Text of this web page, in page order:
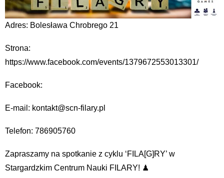
Adres: Bolesława Chrobrego 21
Strona:
https://www.facebook.com/events/1379672553013301/
Facebook:
E-mail: kontakt@scn-filary.pl
Telefon: 786905760
Zapraszamy na spotkanie z cyklu ‘FILA[G]RY’ w
Stargardzkim Centrum Nauki FILARY! ♟